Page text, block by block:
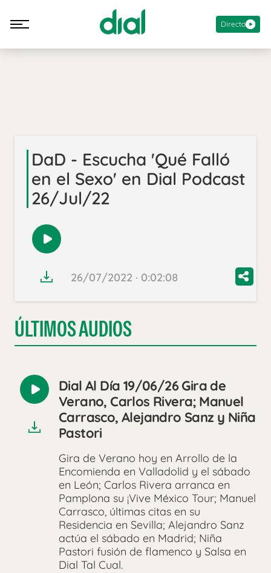
Directo
DaD - Escucha 'Qué Falló
en el Sexo' en Dial Podcast
26/Jul/22
Reproducir
audio
26/07/2022 · 0:02:08
ÚLTIMOS AUDIOS
Reproducir
audio
Dial Al Día 19/06/26 Gira de
Verano, Carlos Rivera; Manuel
Carrasco, Alejandro Sanz y Niña
Pastori
Gira de Verano hoy en Arrollo de la
Encomienda en Valladolid y el sábado
en León; Carlos Rivera arranca en
Pamplona su ¡Vive México Tour; Manuel
Carrasco, últimas citas en su
Residencia en Sevilla; Alejandro Sanz
actúa el sábado en Madrid; Niña
Pastori fusión de flamenco y Salsa en
Dial Tal Cual.